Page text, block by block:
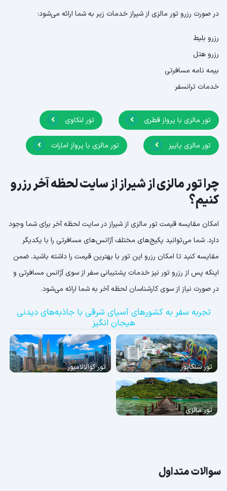
در صورت رزرو تور مالزی از شیراز خدمات زیر به شما ارائه می‌شود:
رزرو بلیط
رزرو هتل
بیمه نامه مسافرتی
خدمات ترانسفر
تور مالزی با پرواز قطری تور لنکاوی
تور مالزی پاییز تور مالزی با پرواز امارات
چرا تور مالزی از شیراز از سایت لحظه آخر رزرو
کنیم؟
امکان مقایسه قیمت تور مالزی از شیراز در سایت لحظه آخر برای شما وجود
دارد. شما می‌توانید پکیج‌های مختلف آژانس‌های مسافرتی را با یکدیگر
مقایسه کنید تا امکان رزرو این تور با بهترین قیمت را داشته باشید. ضمن
اینکه پس از رزرو تور نیز خدمات پشتیبانی سفر از سوی آژانس مسافرتی و
در صورت نیاز از سوی کارشناسان لحظه آخر به شما ارائه می‌شود.
تجربه سفر به کشورهای آسیای شرقی با جاذبه‌های دیدنی
هیجان انگیز
تور سنگاپور تور کوالالامپور
تور مالزی
سوالات متداول